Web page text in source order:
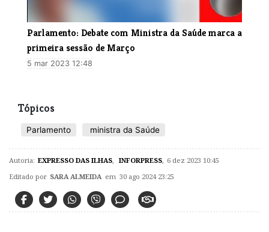
​Parlamento: Debate com Ministra da Saúde marca a
primeira sessão de Março
5 mar 2023 12:48
Tópicos
Parlamento ministra da Saúde
Autoria: EXPRESSO DAS ILHAS INFORPRESS 6 dez 2023 10:45
Editado por SARA ALMEIDA em 30 ago 2024 23:25